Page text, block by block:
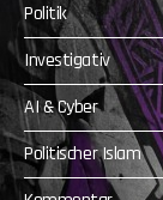
Politik
Investigativ
AI & Cyber
Politischer Islam